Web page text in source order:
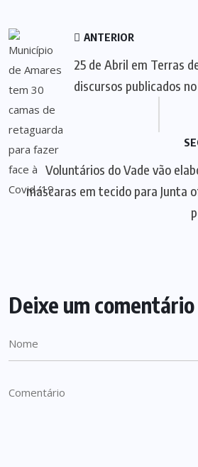
ANTERIOR
25 de Abril em Terras
discursos publicados
Voluntários do Vade vão
máscaras em tecido para Junta
Deixe um comentário